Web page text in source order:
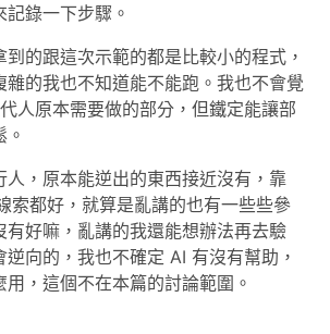
錄一下步驟。
的跟這次示範的都是比較小的程式，
雜的我也不知道能不能跑。我也不會覺
人原本需要做的部分，但鐵定能讓部
人，原本能逆出的東西接近沒有，靠
索都好，就算是亂講的也有一些些參
有好嘛，亂講的我還能想辦法再去驗
向的，我也不確定 AI 有沒有幫助，
，這個不在本篇的討論範圍。